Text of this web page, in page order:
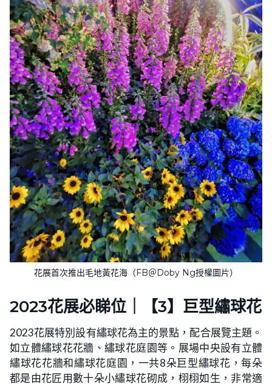
花展首次推出毛地黃花海（FB＠Doby Ng授權圖片）
2023花展必睇位｜【3】巨型繡球花
2023花展特別設有繡球花為主的景點，配合展覽主題。
如立體繡球花花牆、繡球花庭園等。展場中央設有立體
繡球花花牆和繡球花庭園，一共8朵巨型繡球花，每朵
都是由花匠用數十朵小繡球花砌成，栩栩如生，非常適